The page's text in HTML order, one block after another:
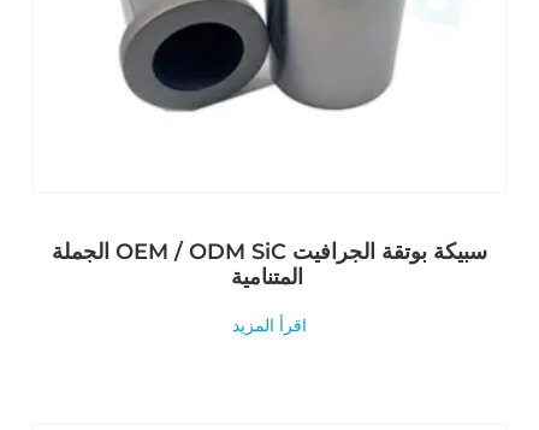
الجملة OEM / ODM SiC سبيكة بوتقة الجرافيت
اقرأ المزيد